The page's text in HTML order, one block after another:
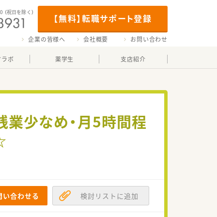
【無料】転職サポート登録
（祝日を除く）
企業の皆様へ 会社概要 お問い合わせ
ボ 薬学生 支店紹介
少なめ・月5時間程
合わせる 検討リストに追加